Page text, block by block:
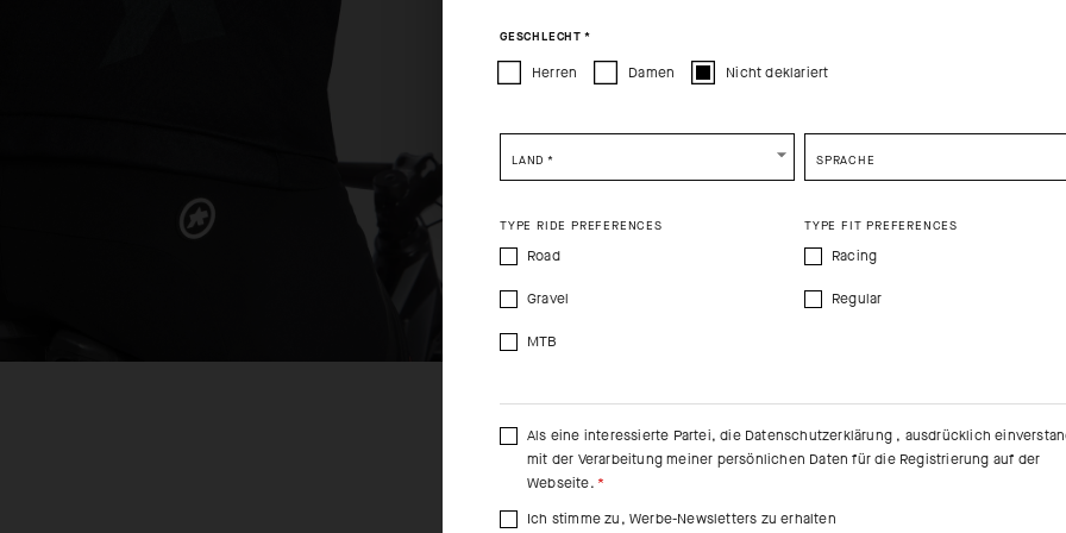
Please be advised that changing your location while shopping will remove all contents
SHIP TO ANOTHER COUNTRY.
GESCHLECHT *
Herren Damen Nicht deklariert
LAND * SPRACHE
TYPE RIDE PREFERENCES
Road
Gravel
MTB
TYPE FIT PREFERENCES
Racing
Regular
Als eine interessierte Partei, die Datenschutzerklärung , ausdrücklich
mit der Verarbeitung meiner persönlichen Daten für die Registrierung auf der
Webseite.
Ich stimme zu, Werbe-Newsletters zu erhalten